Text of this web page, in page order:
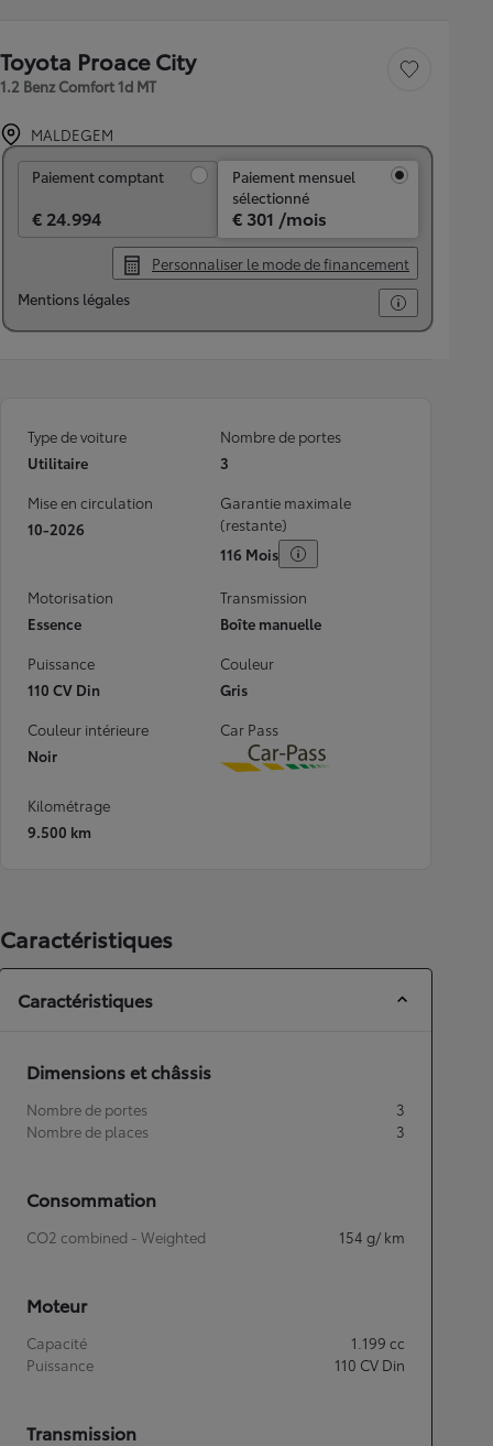
Toyota Proace City
1.2 Benz Comfort 1d MT
Sauvegarder le
MALDEGEM
Paiement comptant
€ 24.994
Paiement mensuel
sélectionné
€ 301 /mois
Personnaliser le mode de financement
Mentions légales
Type de voiture
Utilitaire
Nombre de portes
3
Mise en circulation
10-2026
Garantie maximale
(restante)
116 Mois
Motorisation
Essence
Transmission
Boîte manuelle
Puissance
110 CV Din
Couleur
Gris
Couleur intérieure
Noir
Car Pass
Download
Kilométrage
9.500 km
Caractéristiques
Caractéristiques
Dimensions et châssis
Nombre de portes
3
Nombre de places
3
Consommation
CO2 combined - Weighted 154 g/ km
Moteur
Capacité 1.199 cc
Puissance
110 CV Din
Transmission